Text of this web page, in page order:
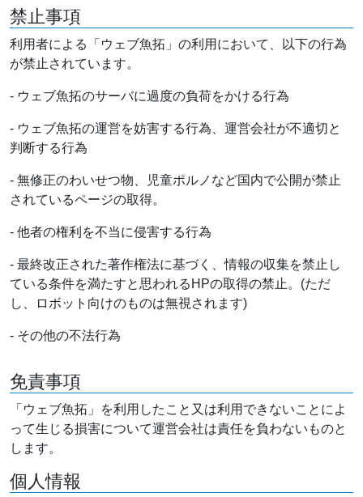
禁止事項
利用者による「ウェブ魚拓」の利用において、以下の行為
が禁止されています。
- ウェブ魚拓のサーバに過度の負荷をかける行為
- ウェブ魚拓の運営を妨害する行為、運営会社が不適切と
判断する行為
- 無修正のわいせつ物、児童ポルノなど国内で公開が禁止
されているページの取得。
- 他者の権利を不当に侵害する行為
- 最終改正された著作権法に基づく、情報の収集を禁止し
ている条件を満たすと思われるHPの取得の禁止。(ただ
し、ロボット向けのものは無視されます)
- その他の不法行為
免責事項
「ウェブ魚拓」を利用したこと又は利用できないことによ
って生じる損害について運営会社は責任を負わないものと
します。
個人情報